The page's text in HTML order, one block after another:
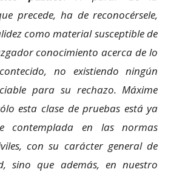
precede, ha de reconocérsele,
como material susceptible de
conocimiento acerca de lo
no existiendo ningún
para su rechazo. Máxime
esta clase de pruebas está ya
contemplada en las normas
con su carácter general de
sino que además, en nuestro